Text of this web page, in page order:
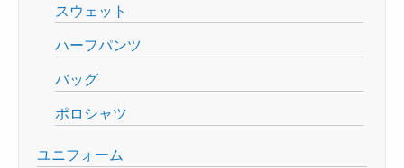
スウェット
ハーフパンツ
バッグ
ポロシャツ
ユニフォーム